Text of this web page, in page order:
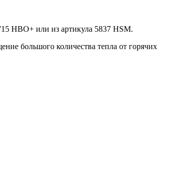
НВО+ или из артикула 5837 HSM.
большого количества тепла от горячих